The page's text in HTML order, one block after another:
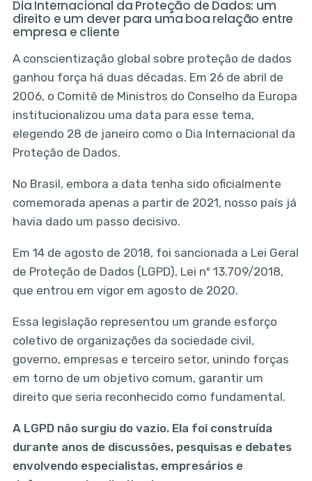
Dia Internacional da Proteção de Dados: um
direito e um dever para uma boa relação entre
empresa e cliente
A conscientização global sobre proteção de dados
ganhou força há duas décadas. Em 26 de abril de
2006, o Comitê de Ministros do Conselho da Europa
institucionalizou uma data para esse tema,
elegendo 28 de janeiro como o Dia Internacional da
Proteção de Dados.
No Brasil, embora a data tenha sido oficialmente
comemorada apenas a partir de 2021, nosso país já
havia dado um passo decisivo.
Em 14 de agosto de 2018, foi sancionada a Lei Geral
de Proteção de Dados (LGPD), Lei nº 13.709/2018,
que entrou em vigor em agosto de 2020.
Essa legislação representou um grande esforço
coletivo de organizações da sociedade civil,
governo, empresas e terceiro setor, unindo forças
em torno de um objetivo comum, garantir um
direito que seria reconhecido como fundamental.
A LGPD não surgiu do vazio. Ela foi construída
durante anos de discussões, pesquisas e debates
envolvendo especialistas, empresários e